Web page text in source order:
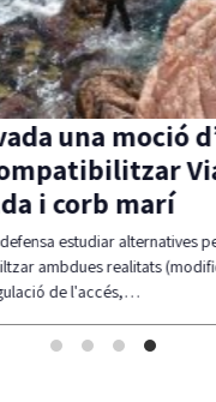
una moció
i corb marí
estudiar alternatives
ambdues realitats
de l'accés,…